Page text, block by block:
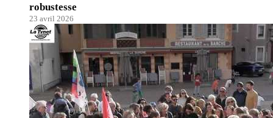
robustesse
23 avril 2026